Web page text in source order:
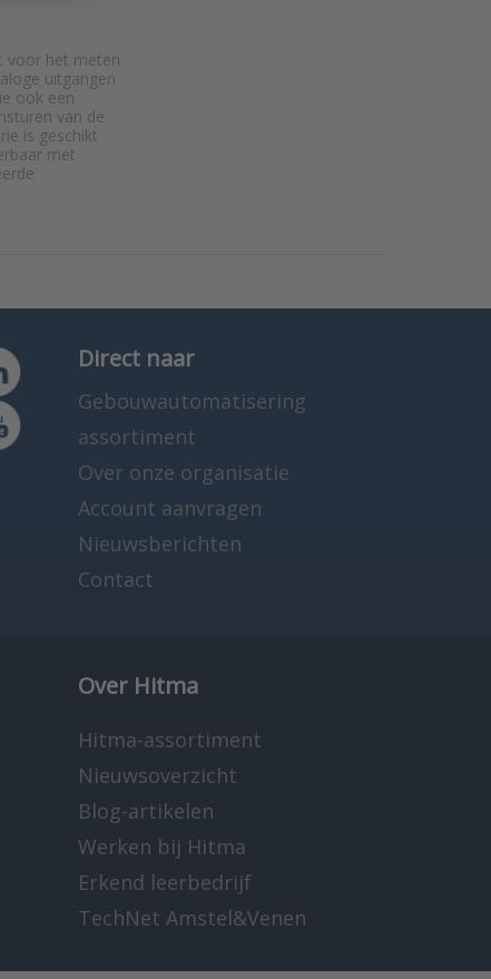
voor het meten
uitgangen
ook een
van de
is geschikt
met
Direct naar
Gebouwautomatisering
assortiment
Over onze organisatie
Account aanvragen
Nieuwsberichten
Contact
Over Hitma
Hitma-assortiment
Nieuwsoverzicht
Blog-artikelen
Werken bij Hitma
Erkend leerbedrijf
TechNet Amstel&Venen